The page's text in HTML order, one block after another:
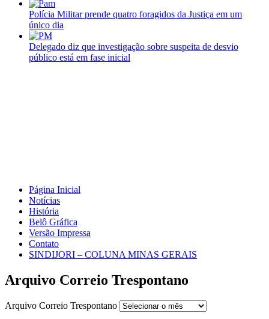
Polícia Militar prende quatro foragidos da Justiça em um
único dia
Delegado diz que investigação sobre suspeita de desvio
público está em fase inicial
Página Inicial
Notícias
História
Belô Gráfica
Versão Impressa
Contato
SINDIJORI – COLUNA MINAS GERAIS
Arquivo Correio Trespontano
Arquivo Correio Trespontano